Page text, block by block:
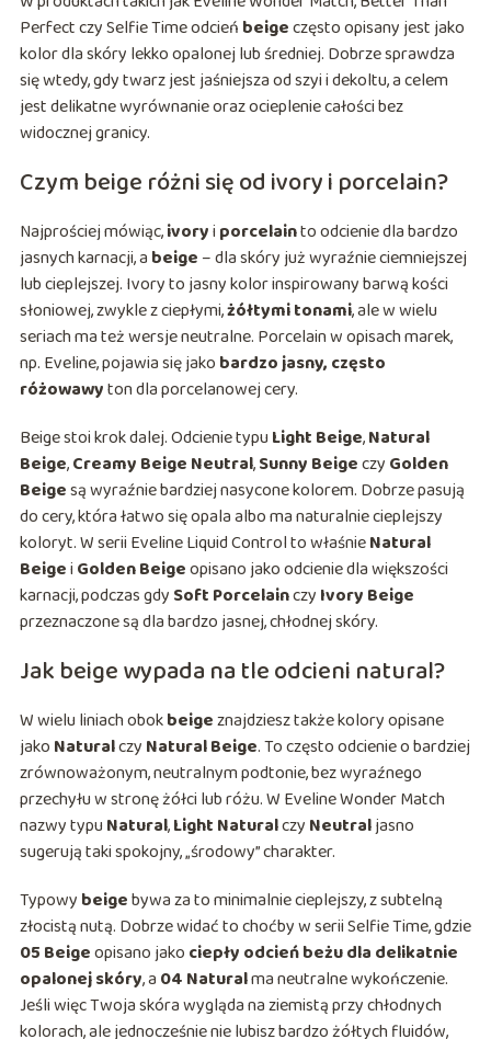
Perfect czy Selfie Time odcień beigeczęsto opisany jest jako
kolor dla skóry lekko opalonej lub średniej. Dobrze sprawdza
się wtedy, gdy twarz jest jaśniejsza od szyi i dekoltu, a celem
jest delikatne wyrównanie oraz ocieplenie całości bez
widocznej granicy.
Czym beige różni się od ivory i porcelain?
Najprościej mówiąc,ivoryi porcelainto odcienie dla bardzo
jasnych karnacji, a beige – dla skóry już wyraźnie ciemniejszej
lub cieplejszej. Ivory to jasny kolor inspirowany barwą kości
słoniowej, zwykle z ciepłymi,żółtymi tonami, ale w wielu
seriach ma też wersje neutralne. Porcelain w opisach marek,
np. Eveline, pojawia się jako bardzo jasny, często
różowawyton dla porcelanowej cery.
Beige stoi krok dalej. Odcienie typuLight Beige,Natural
Beige,Creamy Beige Neutral,Sunny Beigeczy Golden
Beigesą wyraźnie bardziej nasycone kolorem. Dobrze pasują
do cery, która łatwo się opala albo ma naturalnie cieplejszy
koloryt. W serii Eveline Liquid Control to właśnieNatural
Beigei Golden Beigeopisano jako odcienie dla większości
karnacji, podczas gdy Soft Porcelainczy Ivory Beige
przeznaczone są dla bardzo jasnej, chłodnej skóry.
Jak beige wypada na tle odcieni natural?
W wielu liniach obokbeigeznajdziesz także kolory opisane
jako Naturalczy Natural Beige. To często odcienie o bardziej
zrównoważonym, neutralnym podtonie, bez wyraźnego
przechyłu w stronę żółci lub różu. W Eveline Wonder Match
nazwy typuNatural,Light Naturalczy Neutraljasno
sugerują taki spokojny, „środowy” charakter.
Typowy beigebywa za to minimalnie cieplejszy, z subtelną
złocistą nutą. Dobrze widać to choćby w serii Selfie Time, gdzie
05 Beigeopisano jako ciepły odcień beżu dla delikatnie
opalonej skóry, a 04 Naturalma neutralne wykończenie.
Jeśli więc Twoja skóra wygląda na ziemistą przy chłodnych
kolorach, ale jednocześnie nie lubisz bardzo żółtych fluidów,